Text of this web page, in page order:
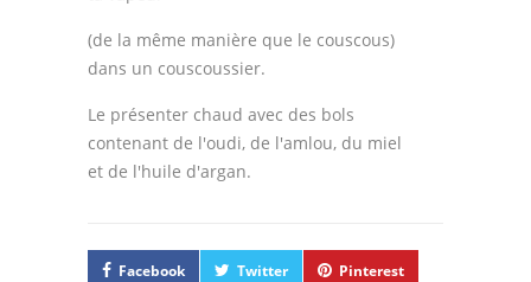
(de la même manière que le couscous)
dans un couscoussier.
Le présenter chaud avec des bols
contenant de l'oudi, de l'amlou, du miel
et de l'huile d'argan.
Facebook Twitter Pinterest